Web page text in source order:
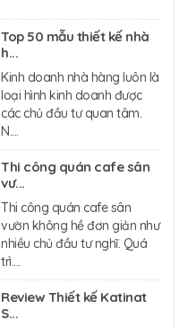
Top 50 mẫu thiết kế nhà
h...
Kinh doanh nhà hàng luôn là
loại hình kinh doanh được
các chủ đầu tư quan tâm.
N....
Thi công quán cafe sân
vư...
Thi công quán cafe sân
vườn không hề đơn giản như
nhiều chủ đầu tư nghĩ. Quá
trì....
Review Thiết kế Katinat
S...